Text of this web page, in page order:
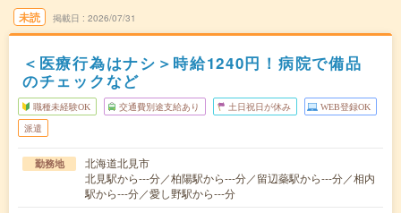
未読 掲載日 2026/07/31
＜医療行為はナシ＞時給1240円！病院で備品
のチェックなど
職種未経験OK 交通費別途支給あり 土日祝日が休み WEB登録OK
派遣
勤務地
北海道北見市
北見駅から---分／柏陽駅から---分／留辺蘂駅から---分／相内
駅から---分／愛し野駅から---分